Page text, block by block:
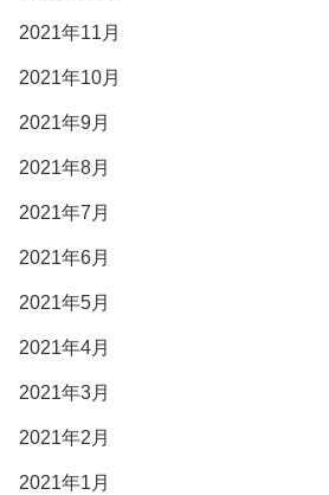
2021年11月
2021年10月
2021年9月
2021年8月
2021年7月
2021年6月
2021年5月
2021年4月
2021年3月
2021年2月
2021年1月